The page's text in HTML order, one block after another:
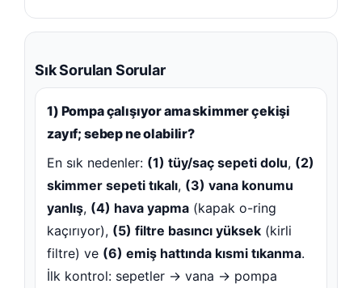
Sık Sorulan Sorular
1) Pompa çalışıyor ama skimmer çekişi
zayıf; sebep ne olabilir?
En sık nedenler: (1) tüy/saç sepeti dolu, (2)
skimmer sepeti tıkalı, (3) vana konumu
yanlış, (4) hava yapma (kapak o-ring
kaçırıyor), (5) filtre basıncı yüksek (kirli
filtre) ve (6) emiş hattında kısmi tıkanma.
İlk kontrol: sepetler → vana → pompa